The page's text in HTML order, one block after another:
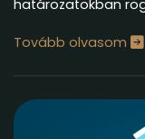
határozatokban
Tovább olvasom